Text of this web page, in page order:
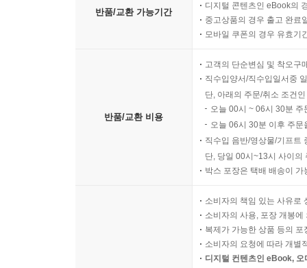
반품/교환 가능기간
디지털 콘텐츠인 eBook의
중고상품의 경우 출고 완료
모바일 쿠폰의 경우 유효기
반품/교환 비용
고객의 단순변심 및 착오구
직수입양서/직수입일서중
단, 아래의 주문/취소 조건
오늘 00시 ~ 06시 30분
오늘 06시 30분 이후 주
직수입 음반/영상물/기프트
단, 당일 00시~13시 사이의
박스 포장은 택배 배송이
소비자의 책임 있는 사유로
소비자의 사용, 포장 개봉
복제가 가능한 상품 등의
소비자의 요청에 따라 개별
디지털 컨텐츠인 eBook,